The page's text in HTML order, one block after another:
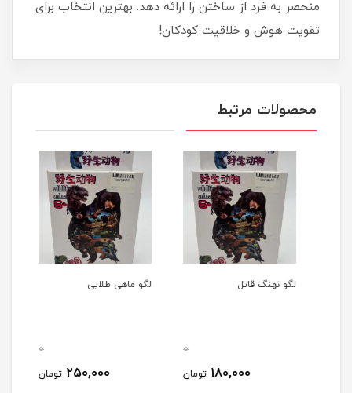
منحصر به فرد از ساختن را ارائه دهد. بهترین انتخاب برای
تقویت هوش و خلاقیت کودکان!
محصولات مرتبط
لگو نهنگ قاتل
180,000 تومان
لگو ماهی طلایی
250,000 تومان